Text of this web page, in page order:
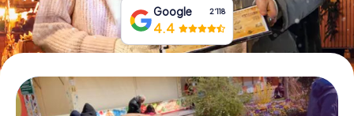
Google 2‘118
4.4